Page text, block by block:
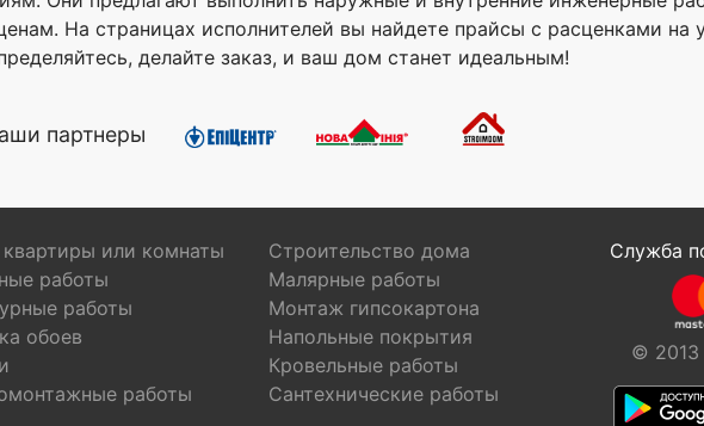
На страницах исполнителей вы найдете прайсы с расценками на
делайте заказ, и ваш дом станет идеальным!
партнеры
или комнаты
Строительство дома
работы
Малярные работы
работы
Монтаж гипсокартона
обоев
Напольные покрытия
Кровельные работы
работы
Сантехнические работы
Служба
© 2013